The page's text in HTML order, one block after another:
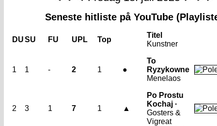
Seneste hitliste på YouTube
DUSU FU UPL Top
Titel
Kunstner
1 1 - 2 1 ●
To
Ryzykowne
Menelaos
2 3 1 7 1 ▲
Po Prostu
Kochaj ·
Gosters &
Vigreat